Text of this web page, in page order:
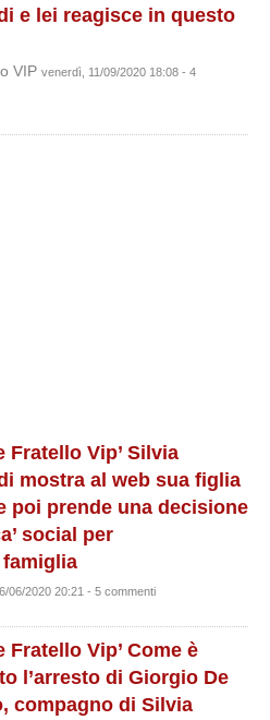
e lei reagisce in questo
VIP venerdì, 11/09/2020 18:08 - 4
Fratello Vip’ Silvia
mostra al web sua figlia
poi prende una decisione
social per
06/2020 20:21 - 5 commenti
Fratello Vip’ Come è
l’arresto di Giorgio De
compagno di Silvia